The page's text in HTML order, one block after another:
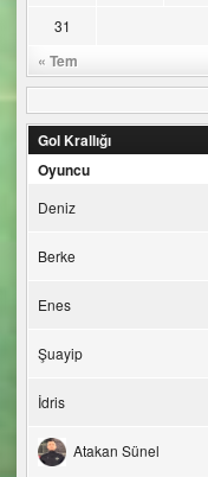
« Tem
31
Gol Krallığı
Oyuncu
Deniz
Berke
Enes
Şuayip
İdris
Atakan Sünel